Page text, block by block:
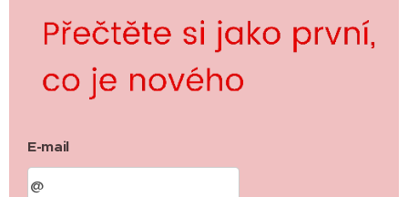
E-mail